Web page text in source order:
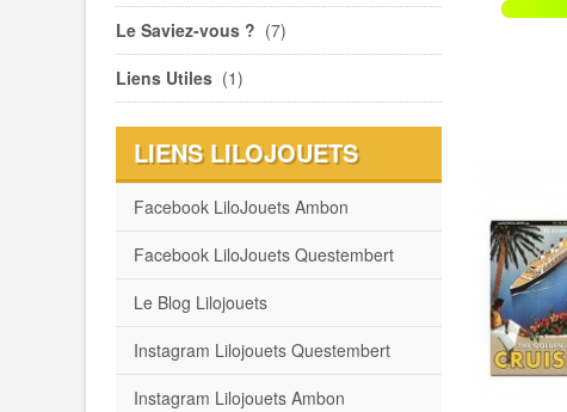
Le Saviez-vous ? (7)
Liens Utiles (1)
LIENS LILOJOUETS
Facebook LiloJouets Ambon
Facebook LiloJouets Questembert
Le Blog Lilojouets
Instagram Lilojouets Questembert
Instagram Lilojouets Ambon